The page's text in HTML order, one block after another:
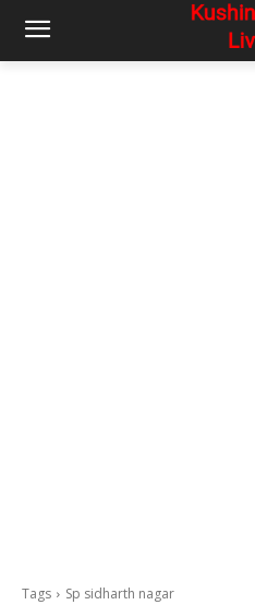
Tags Sp sidharth nagar